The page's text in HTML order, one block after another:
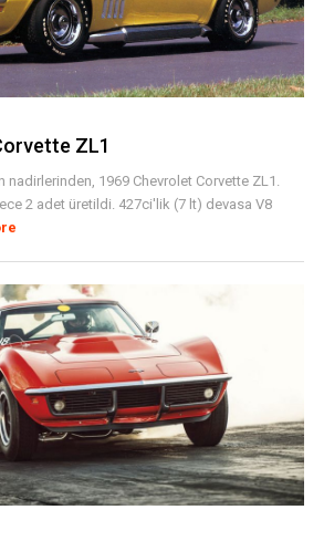
ZL1
nadirlerinden, 1969 Chevrolet Corvette ZL1.
2 adet üretildi. 427ci'lik (7 lt) devasa V8